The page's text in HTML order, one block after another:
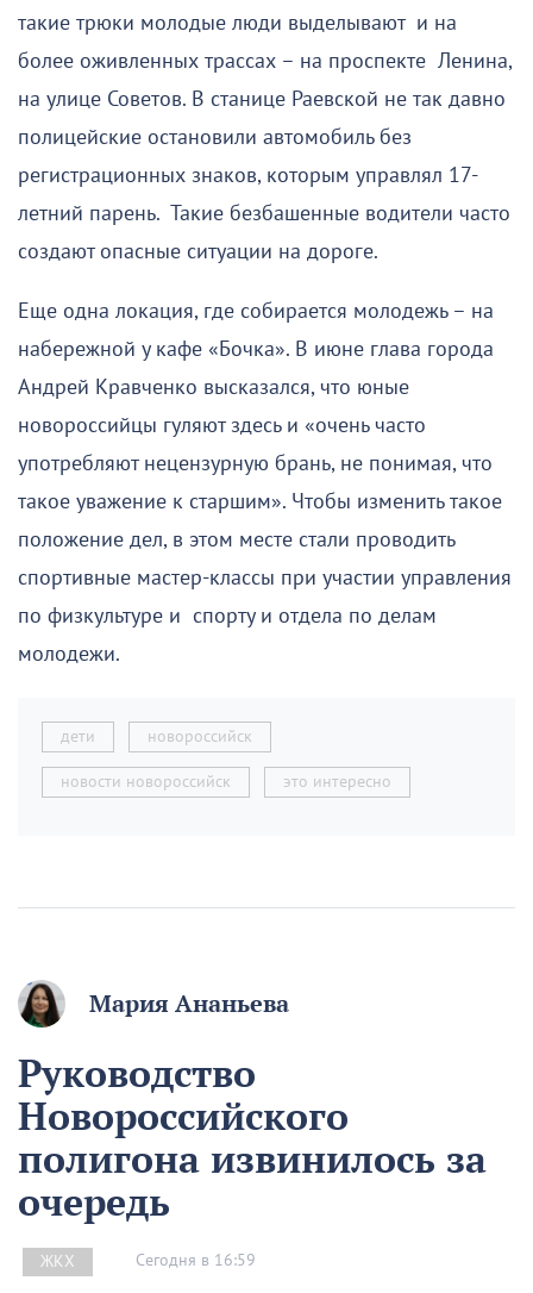
такие трюки молодые люди выделывают и на
более оживленных трассах – на проспекте Ленина,
на улице Советов. В станице Раевской не так давно
полицейские остановили автомобиль без
регистрационных знаков, которым управлял 17-
летний парень. Такие безбашенные водители часто
создают опасные ситуации на дороге.
Еще одна локация, где собирается молодежь – на
набережной у кафе «Бочка». В июне глава города
Андрей Кравченко высказался, что юные
новороссийцы гуляют здесь и «очень часто
употребляют нецензурную брань, не понимая, что
такое уважение к старшим». Чтобы изменить такое
положение дел, в этом месте стали проводить
спортивные мастер-классы при участии управления
по физкультуре и спорту и отдела по делам
молодежи.
дети новороссийск
новости новороссийск это интересно
Мария Ананьева
Руководство
Новороссийского
полигона извинилось за
очередь
ЖКХ Сегодня в 16:59